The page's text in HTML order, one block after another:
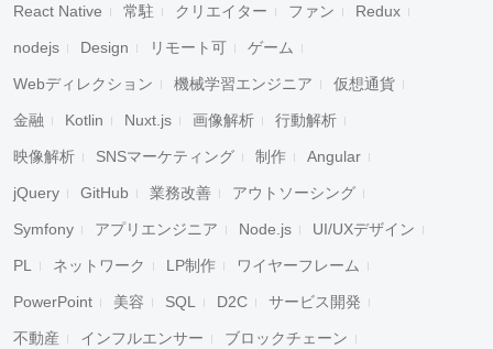
React Native 常駐 クリエイター ファン Redux
nodejs Design リモート可 ゲーム
Webディレクション 機械学習エンジニア 仮想通貨
金融 Kotlin Nuxt.js 画像解析 行動解析
映像解析 SNSマーケティング 制作 Angular
jQuery GitHub 業務改善 アウトソーシング
Symfony アプリエンジニア Node.js UI/UXデザイン
PL ネットワーク LP制作 ワイヤーフレーム
PowerPoint 美容 SQL D2C サービス開発
不動産 インフルエンサー ブロックチェーン